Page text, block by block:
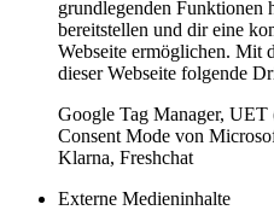
grundlegenden Funktionen
bereitstellen und dir eine
Webseite ermöglichen. Mit
dieser Webseite folgende
Google Tag Manager,
Consent Mode von
Klarna, Freshchat
Externe Medieninhalte